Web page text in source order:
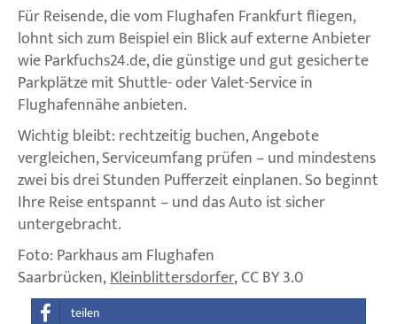
Für Reisende, die vom Flughafen Frankfurt fliegen,
lohnt sich zum Beispiel ein Blick auf externe Anbieter
wie Parkfuchs24.de, die günstige und gut gesicherte
Parkplätze mit Shuttle- oder Valet-Service in
Flughafennähe anbieten.
Wichtig bleibt: rechtzeitig buchen, Angebote
vergleichen, Serviceumfang prüfen – und mindestens
zwei bis drei Stunden Pufferzeit einplanen. So beginnt
Ihre Reise entspannt – und das Auto ist sicher
untergebracht.
Foto: Parkhaus am Flughafen
Saarbrücken,Kleinblittersdorfer, CC BY 3.0
teilen